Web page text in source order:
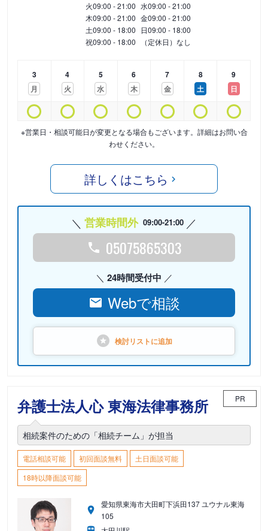
火09:00 - 21:00 水09:00 - 21:00
木09:00 - 21:00 金09:00 - 21:00
土09:00 - 18:00 日09:00 - 18:00
祝09:00 - 18:00 （定休日）なし
3
月
4
火
5
水
6
木
7
金
8
土
9
日
※営業日・相談可能日が変更となる場合もございます。詳細はお問い合
わせください。
詳しくはこちら
営業時間外 09:00-21:00
05075865303
24時間受付中
Webで相談
検討リストに追加
弁護士法人心 東海法律事務所 PR
相続案件のための「相続チーム」が担当
電話相談可能 初回面談無料
土日面談可能
18時以降面談可能
愛知県東海市大田町下浜田137 ユウナル東海
105